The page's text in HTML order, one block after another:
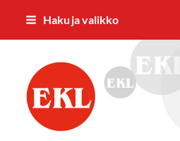
Siirry
Haku ja valikko
Riihimäen